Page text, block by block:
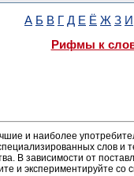
А Б В Г Д Е Ё Ж З И
Рифмы к
и наиболее
слов
В зависимости от
и экспериментируйте со